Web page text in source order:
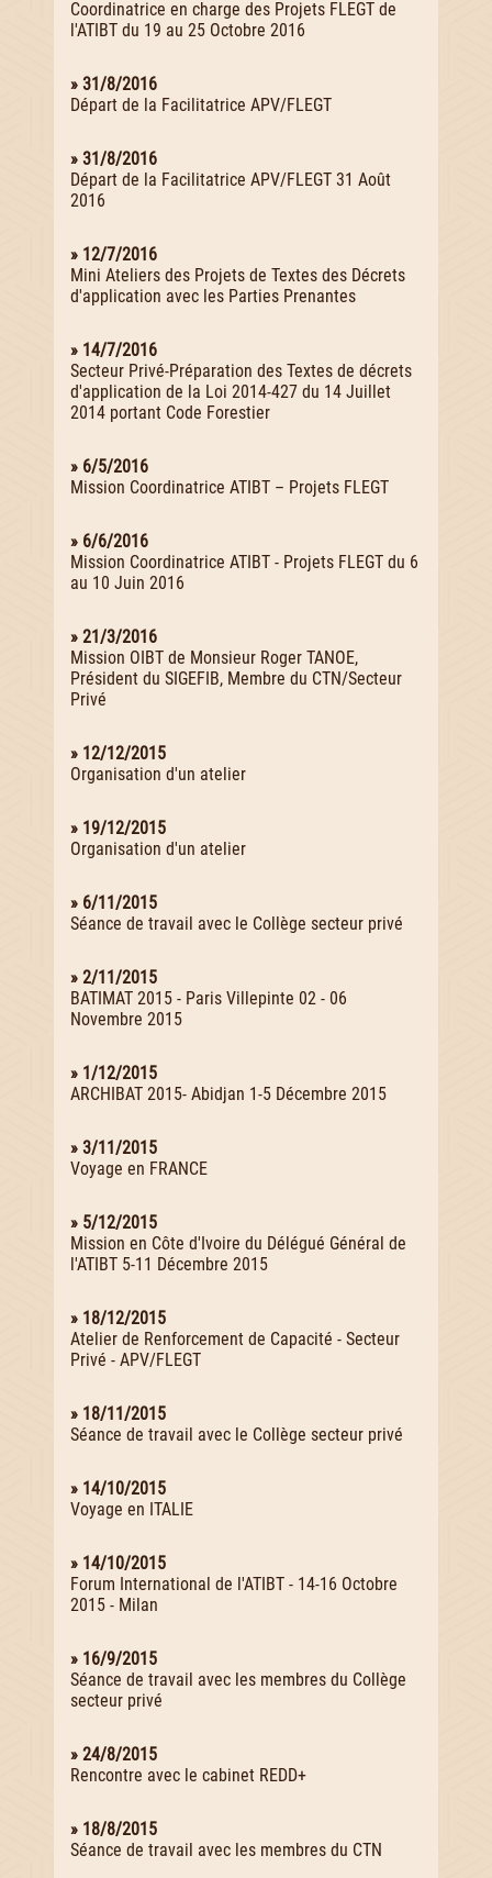
Coordinatrice en charge des Projets FLEGT de
l'ATIBT du 19 au 25 Octobre 2016
» 31/8/2016
Départ de la Facilitatrice APV/FLEGT
» 31/8/2016
Départ de la Facilitatrice APV/FLEGT 31 Août
2016
» 12/7/2016
Mini Ateliers des Projets de Textes des Décrets
d'application avec les Parties Prenantes
» 14/7/2016
Secteur Privé-Préparation des Textes de décrets
d'application de la Loi 2014-427 du 14 Juillet
2014 portant Code Forestier
» 6/5/2016
Mission Coordinatrice ATIBT – Projets FLEGT
» 6/6/2016
Mission Coordinatrice ATIBT - Projets FLEGT du 6
au 10 Juin 2016
» 21/3/2016
Mission OIBT de Monsieur Roger TANOE,
Président du SIGEFIB, Membre du CTN/Secteur
Privé
» 12/12/2015
Organisation d'un atelier
» 19/12/2015
Organisation d'un atelier
» 6/11/2015
Séance de travail avec le Collège secteur privé
» 2/11/2015
BATIMAT 2015 - Paris Villepinte 02 - 06
Novembre 2015
» 1/12/2015
ARCHIBAT 2015- Abidjan 1-5 Décembre 2015
» 3/11/2015
Voyage en FRANCE
» 5/12/2015
Mission en Côte d'Ivoire du Délégué Général de
l'ATIBT 5-11 Décembre 2015
» 18/12/2015
Atelier de Renforcement de Capacité - Secteur
Privé - APV/FLEGT
» 18/11/2015
Séance de travail avec le Collège secteur privé
» 14/10/2015
Voyage en ITALIE
» 14/10/2015
Forum International de l'ATIBT - 14-16 Octobre
2015 - Milan
» 16/9/2015
Séance de travail avec les membres du Collège
secteur privé
» 24/8/2015
Rencontre avec le cabinet REDD+
» 18/8/2015
Séance de travail avec les membres du CTN